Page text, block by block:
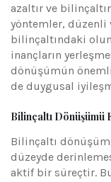
azaltır ve
yöntemler, düzenli
bilinçaltındaki
inançların
dönüşümün
de duygusal
Bilinçaltı Dönüşümü
Bilinçaltı
düzeyde
aktif bir süreçtir.